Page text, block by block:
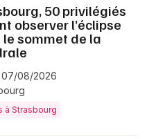
50 privilégiés
observer l’éclipse
le sommet de la
07/08/2026
à Strasbourg